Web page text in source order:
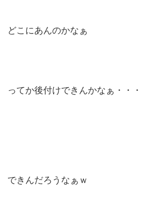
どこにあんのかなぁ
ってか後付けできんかなぁ・・・
できんだろうなぁｗ